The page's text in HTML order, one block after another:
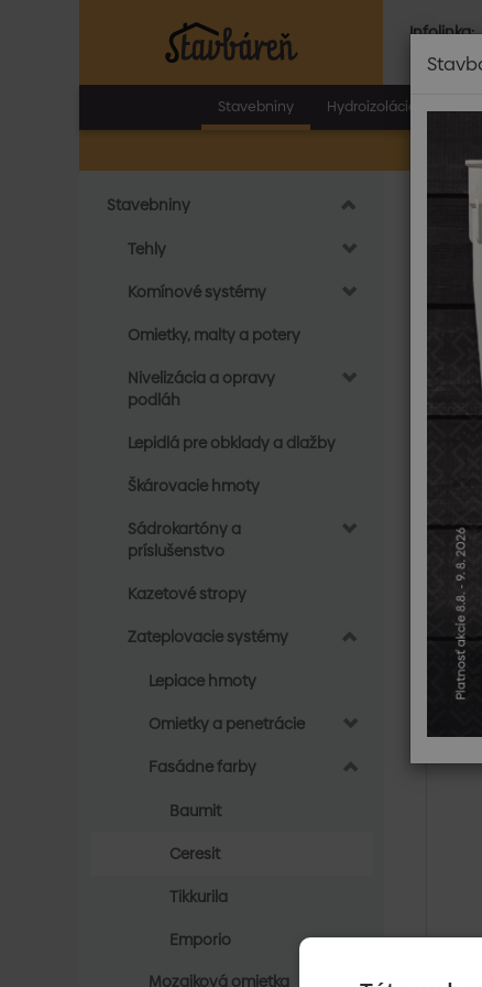
Infolinka:
Po.-Pia.:
Stavebniny Hydroizolácie
Stavebniny
Tehly
Komínové systémy
Omietky, malty a potery
Nivelizácia a opravy
podláh
Lepidlá pre obklady a dlažby
Škárovacie hmoty
Sádrokartóny a
príslušenstvo
Kazetové stropy
Zateplovacie systémy
Lepiace hmoty
Omietky a penetrácie
Fasádne farby
Baumit
Ceresit
Tikkurila
Emporio
Mozaiková omietka
Čítať viac